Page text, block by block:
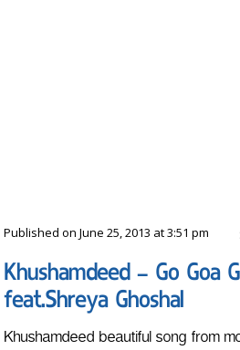
Published on June 25, 2013 at 3:51 pm
Khushamdeed – Go Goa
feat.Shreya Ghoshal
Khushamdeed beautiful song from